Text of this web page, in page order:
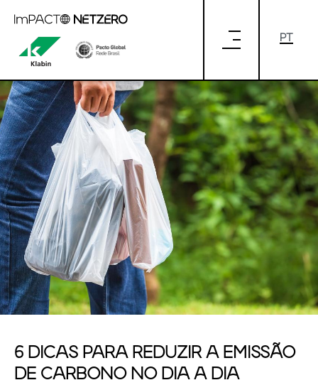
6 DICAS PARA REDUZIR A EMISSÃO DE
CARBONO NO DIA A DIA
6 DICAS PARA REDUZIR A EMISSÃO
DE CARBONO NO DIA A DIA